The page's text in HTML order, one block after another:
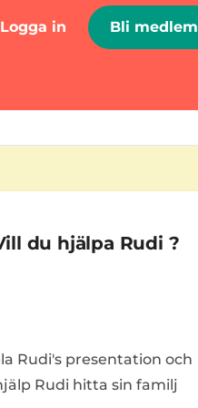
Logga in Bli medlem
du hjälpa Rudi ?
Rudi's presentation och
Rudi hitta sin familj